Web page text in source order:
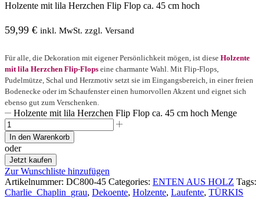
Holzente mit lila Herzchen Flip Flop ca. 45 cm hoch
59,99 € inkl. MwSt. zzgl. Versand
Für alle, die Dekoration mit eigener Persönlichkeit mögen, ist diese Holzente
mit lila Herzchen Flip-Flops eine charmante Wahl. Mit Flip-Flops,
Pudelmütze, Schal und Herzmotiv setzt sie im Eingangsbereich, in einer freien
Bodenecke oder im Schaufenster einen humorvollen Akzent und eignet sich
ebenso gut zum Verschenken.
Holzente mit lila Herzchen Flip Flop ca. 45 cm hoch Menge
In den Warenkorb
oder
Jetzt kaufen
Zur Wunschliste hinzufügen
Artikelnummer: DC800-45 Categories: ENTEN AUS HOLZ Tags:
Charlie_Chaplin_grau, Dekoente, Holzente, Laufente, TÜRKIS